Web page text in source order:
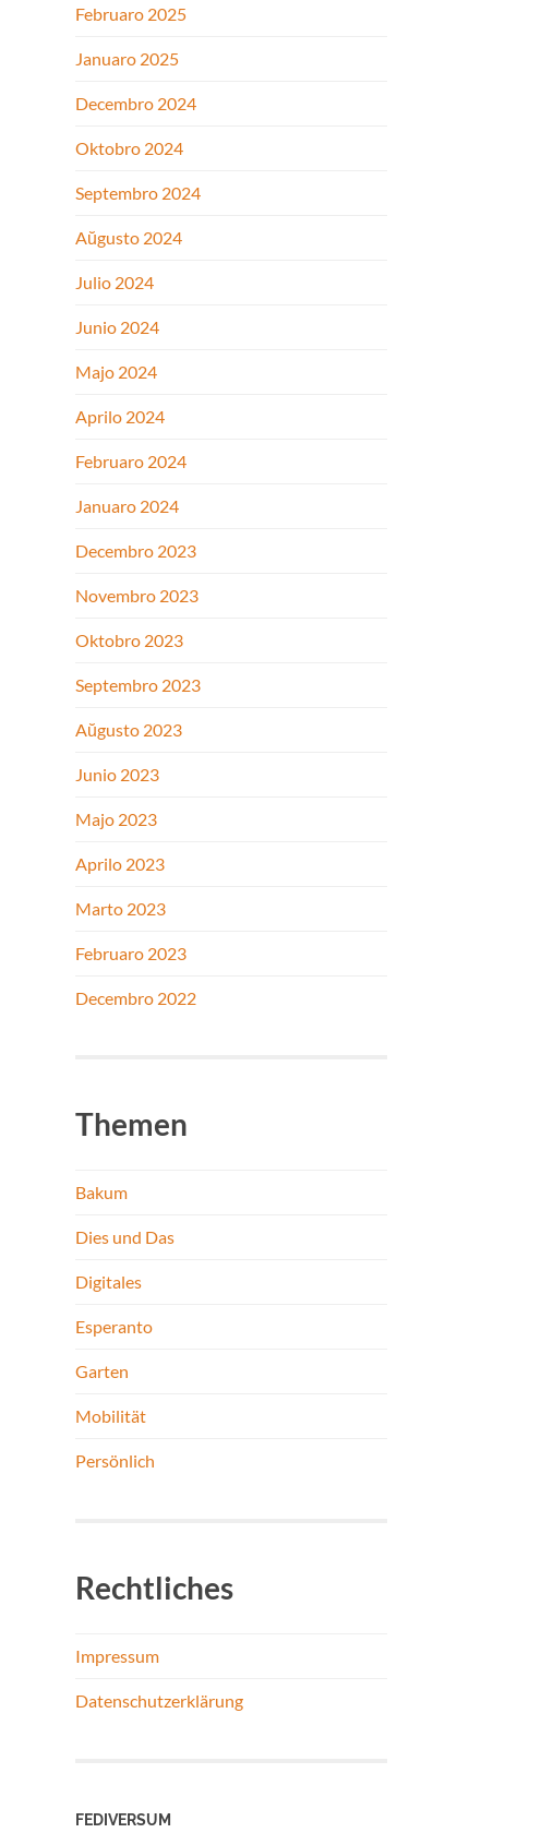
Februaro 2025
Januaro 2025
Decembro 2024
Oktobro 2024
Septembro 2024
Aŭgusto 2024
Julio 2024
Junio 2024
Majo 2024
Aprilo 2024
Februaro 2024
Januaro 2024
Decembro 2023
Novembro 2023
Oktobro 2023
Septembro 2023
Aŭgusto 2023
Junio 2023
Majo 2023
Aprilo 2023
Marto 2023
Februaro 2023
Decembro 2022
Themen
Bakum
Dies und Das
Digitales
Esperanto
Garten
Mobilität
Persönlich
Rechtliches
Impressum
Datenschutzerklärung
FEDIVERSUM